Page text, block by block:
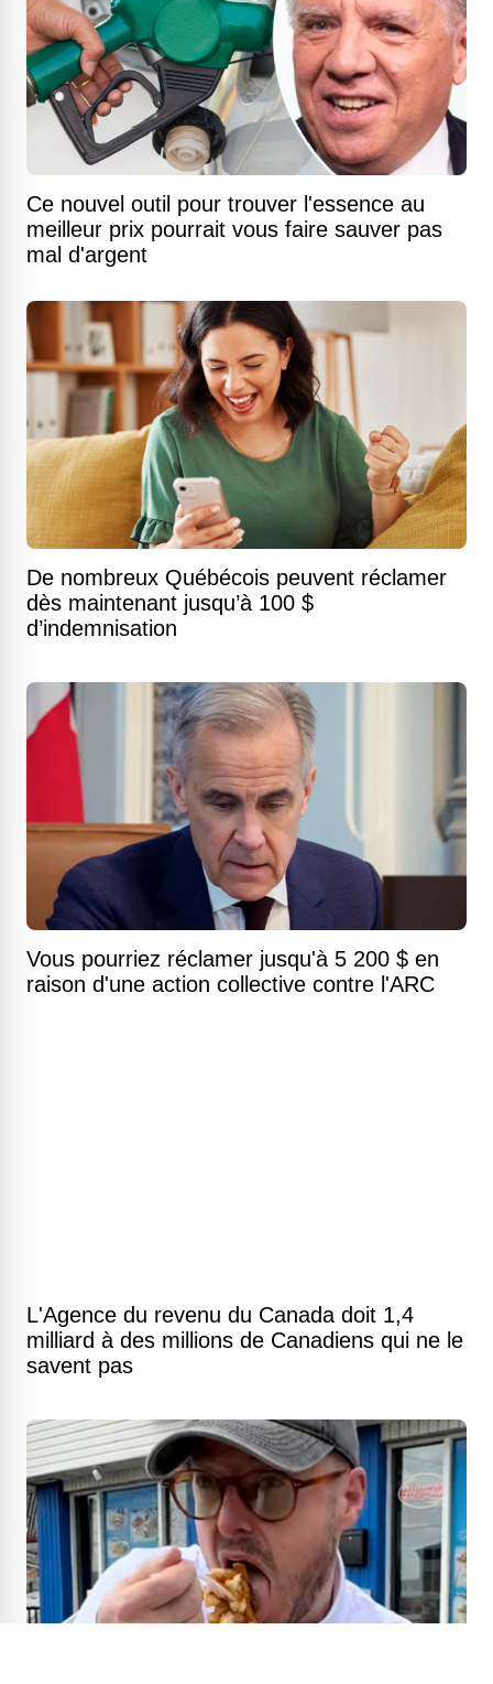
Ce nouvel outil pour trouver l'essence au
meilleur prix pourrait vous faire sauver pas
mal d'argent
De nombreux Québécois peuvent réclamer
dès maintenant jusqu’à 100 $
d’indemnisation
Vous pourriez réclamer jusqu'à 5 200 $ en
raison d'une action collective contre l'ARC
L'Agence du revenu du Canada doit 1,4
milliard à des millions de Canadiens qui ne le
savent pas